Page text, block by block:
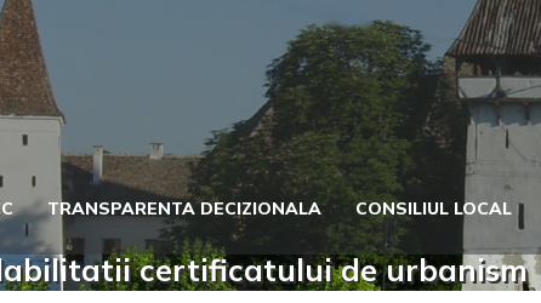
TRANSPARENTA DECIZIONALA CONSILIUL LOCAL
certificatului de urbanism